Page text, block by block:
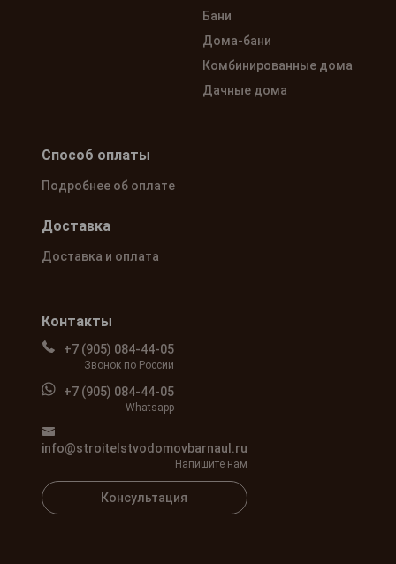
Бани
Дома-бани
Комбинированные дома
Дачные дома
Контакты
+7 (905) 084-44-05
Звонок по России
+7 (905) 084-44-05
Whatsapp
info@stroitelstvodomovbarnaul.ru
Напишите нам
Консультация
Способ оплаты
Подробнее об оплате
Доставка
Доставка и оплата